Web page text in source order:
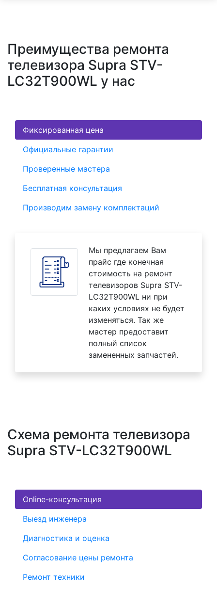
Преимущества ремонта
телевизора Supra STV-
LC32T900WL у нас
Фиксированная цена
Официальные гарантии
Проверенные мастера
Бесплатная консультация
Производим замену комплектаций
Мы предлагаем Вам
прайс где конечная
стоимость на ремонт
телевизоров Supra STV-
LC32T900WL ни при
каких условиях не будет
изменяться. Так же
мастер предоставит
полный список
замененных запчастей.
Схема ремонта телевизора
Supra STV-LC32T900WL
Online-консультация
Выезд инженера
Диагностика и оценка
Согласование цены ремонта
Ремонт техники